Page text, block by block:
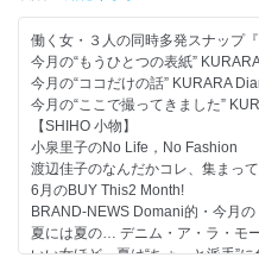
Part 8 スカートを着る日のカジュ
Part 9 薄着の季節──いい女には“仕
Part 10 夏には夏のカジュアルの名
2014年上半期ベストコスメは、こ
“おしゃれに見える”まとめ髪
日焼け止めのお代わり、いかがです
8月のザ・編集長コスメ
「スナック濃好女」
井浦 新さんと一緒に涼しい“和”、
協力社リスト
“昭和”がキテるって、本当ですか？
次号予告
働く女・３人の同時多発スナップ『
今月の“もうひとつの表紙”
今月の“ココだけの話” KURARA
今月の“ここで撮ってきました”
【SHIHO 小物】
小泉里子のNo Life，No Fashion
渡辺佳子のなんだかコレ、集まっ
6月のBUY This2 Month!
BRAND-NEWS Domani的・今月
夏には夏の… デニム・ア・ラ・モ
いい女ほど、夏は“ちょっと派手”